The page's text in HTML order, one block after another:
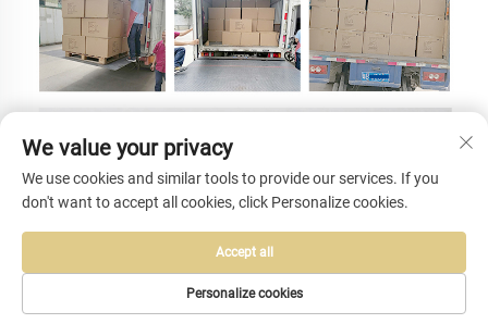
We value your privacy
We use cookies and similar tools to provide our services. If you
don't want to accept all cookies, click Personalize cookies.
Personalize cookies
Accept all